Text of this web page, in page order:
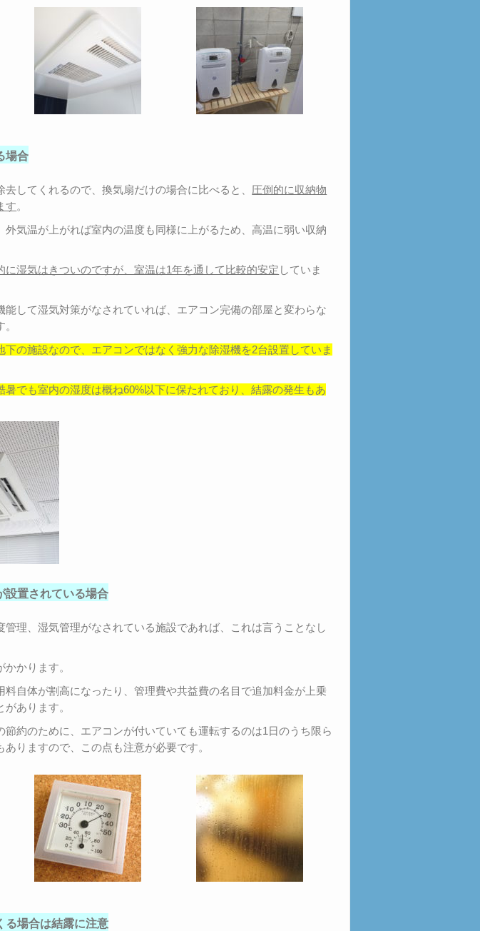
場合
してくれるので、換気扇だけの場合に比べると、 圧倒的に収納物
す。
気温が上がれば室内の温度も同様に上がるため、高温に弱い収納
に湿気はきついのですが、室温は1年を通して比較的安定 していま
能して湿気対策がなされていれば、エアコン完備の部屋と変わらな
下の施設なので、エアコンではなく強力な除湿機を2台設置していま
でも室内の湿度は概ね60%以下に保たれており、結露の発生もあ
設置されている場合
理、湿気管理がなされている施設であれば、これは言うことなし
かります。
料自体が割高になったり、管理費や共益費の名目で追加料金が上乗
あります。
節約のために、エアコンが付いていても運転するのは1日のうち限ら
りますので、この点も注意が必要です。
る場合は結露に注意